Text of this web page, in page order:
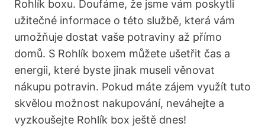
Rohlík boxu. Doufáme, že jsme vám poskytli
užitečné informace o této službě, která vám
umožňuje dostat vaše potraviny až přímo
domů. S Rohlík boxem můžete ušetřit čas a
energii, které byste jinak museli věnovat
nákupu potravin. Pokud máte zájem využít tuto
skvělou možnost nakupování, neváhejte a
vyzkoušejte Rohlík box ještě dnes!